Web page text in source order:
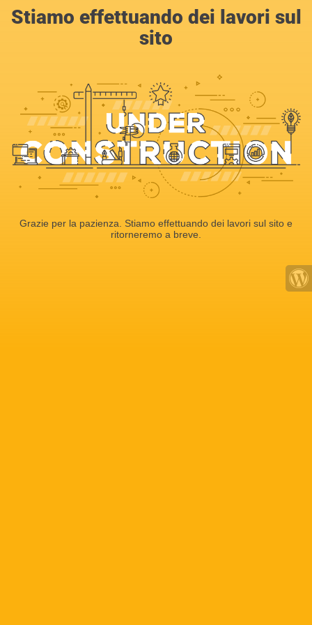
Stiamo effettuando dei lavori sul
sito
Grazie per la pazienza. Stiamo effettuando dei lavori sul sito e
ritorneremo a breve.